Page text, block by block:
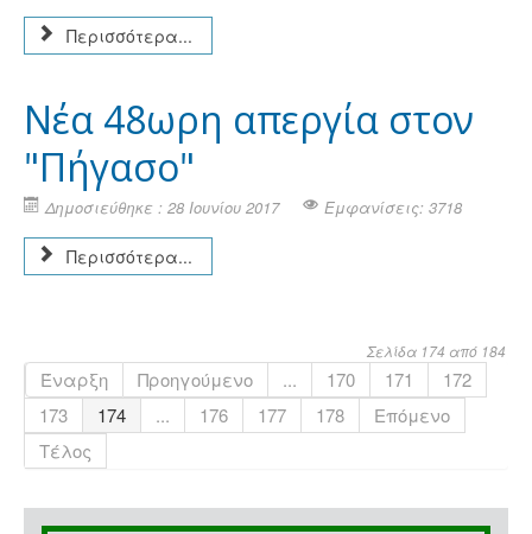
Περισσότερα...
Νέα 48ωρη απεργία στον
"Πήγασο"
Δημοσιεύθηκε : 28 Ιουνίου 2017 Εμφανίσεις: 3718
Περισσότερα...
Σελίδα 174 από 184
Έναρξη Προηγούμενο ... 170 171
172
173
174 ... 176 177 178
Επόμενο
Τέλος